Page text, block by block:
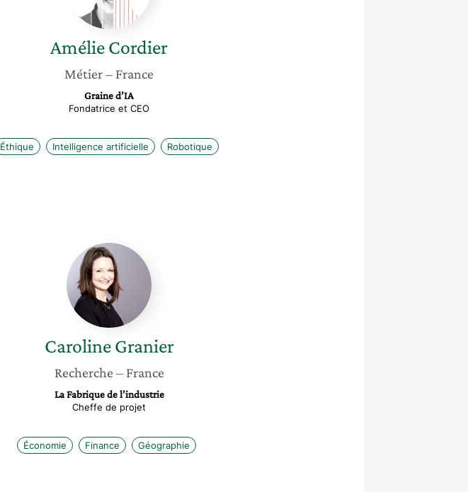
AmélieCordier
Métier– France
Graine d’IA
Fondatrice et CEO
Éthique Intelligence artificielle Robotique
Caroline
Granier
Caroline Granier
Recherche – France
La Fabrique de l’industrie
Cheffe de projet
Économie Finance Géographie